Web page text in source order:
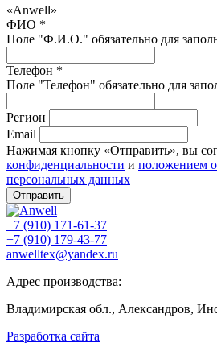
«Anwell»
ФИО *
Поле "Ф.И.О." обязательно для
Телефон *
Поле "Телефон" обязательно для
Регион
Email
Нажимая кнопку «Отправить», вы
конфиденциальности и положением
персональных данных
Отправить
+7 (910) 171-61-37
+7 (910) 179-43-77
anwelltex@yandex.ru
Адрес производства:
Владимирская обл., Александров,
Разработка сайта